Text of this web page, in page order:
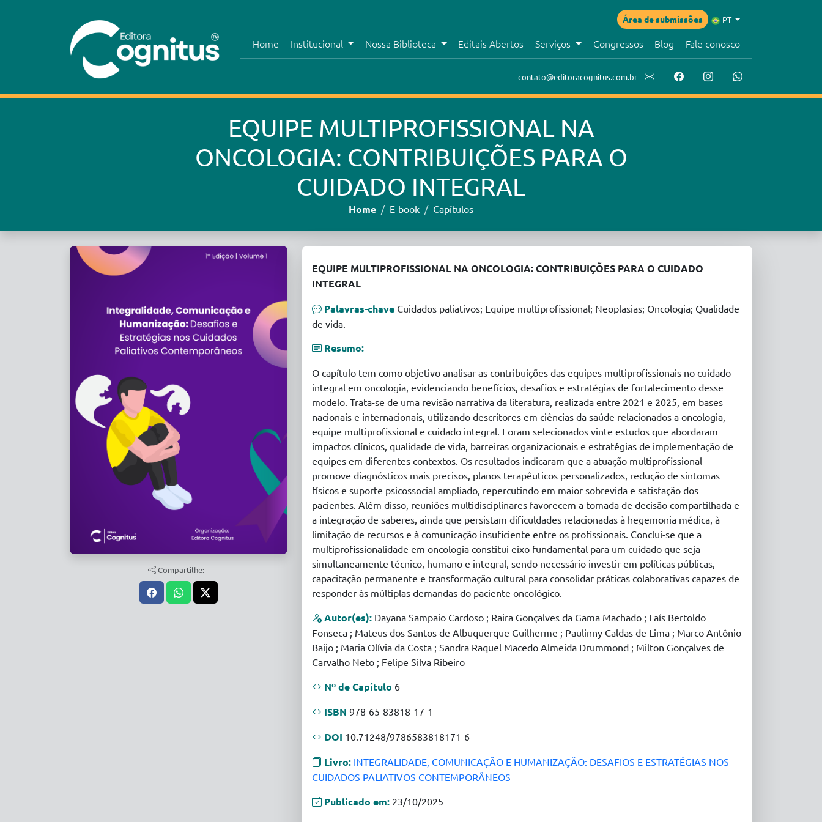
Área de submissões PT
Home Institucional Nossa Biblioteca Editais Abertos Serviços Congressos Blog Fale conosco
contato@editoracognitus.com.br
EQUIPE MULTIPROFISSIONAL NA
ONCOLOGIA: CONTRIBUIÇÕES PARA O
CUIDADO INTEGRAL
Home E-book Capítulos
Compartilhe:
EQUIPE MULTIPROFISSIONAL NA ONCOLOGIA: CONTRIBUIÇÕES PARA O CUIDADO
INTEGRAL
Palavras-chave Cuidados paliativos; Equipe multiprofissional; Neoplasias; Oncologia; Qualidade
de vida.
Resumo:
O capítulo tem como objetivo analisar as contribuições das equipes multiprofissionais no cuidado
integral em oncologia, evidenciando benefícios, desafios e estratégias de fortalecimento desse
modelo. Trata-se de uma revisão narrativa da literatura, realizada entre 2021 e 2025, em bases
nacionais e internacionais, utilizando descritores em ciências da saúde relacionados a oncologia,
equipe multiprofissional e cuidado integral. Foram selecionados vinte estudos que abordaram
impactos clínicos, qualidade de vida, barreiras organizacionais e estratégias de implementação de
equipes em diferentes contextos. Os resultados indicaram que a atuação multiprofissional
promove diagnósticos mais precisos, planos terapêuticos personalizados, redução de sintomas
físicos e suporte psicossocial ampliado, repercutindo em maior sobrevida e satisfação dos
pacientes. Além disso, reuniões multidisciplinares favorecem a tomada de decisão compartilhada e
a integração de saberes, ainda que persistam dificuldades relacionadas à hegemonia médica, à
limitação de recursos e à comunicação insuficiente entre os profissionais. Conclui-se que a
multiprofissionalidade em oncologia constitui eixo fundamental para um cuidado que seja
simultaneamente técnico, humano e integral, sendo necessário investir em políticas públicas,
capacitação permanente e transformação cultural para consolidar práticas colaborativas capazes de
responder às múltiplas demandas do paciente oncológico.
Autor(es): Dayana Sampaio Cardoso ; Raira Gonçalves da Gama Machado ; Laís Bertoldo
Fonseca ; Mateus dos Santos de Albuquerque Guilherme ; Paulinny Caldas de Lima ; Marco Antônio
Baijo ; Maria Olívia da Costa ; Sandra Raquel Macedo Almeida Drummond ; Milton Gonçalves de
Carvalho Neto ; Felipe Silva Ribeiro
Nº de Capítulo 6
ISBN 978-65-83818-17-1
DOI 10.71248/9786583818171-6
Livro: INTEGRALIDADE, COMUNICAÇÃO E HUMANIZAÇÃO: DESAFIOS E ESTRATÉGIAS NOS
CUIDADOS PALIATIVOS CONTEMPORÂNEOS
Publicado em: 23/10/2025